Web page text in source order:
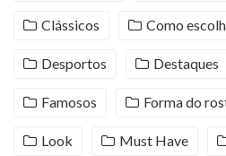
Clássicos Como
Desportos Destaques
Famosos Forma do
Look Must Have